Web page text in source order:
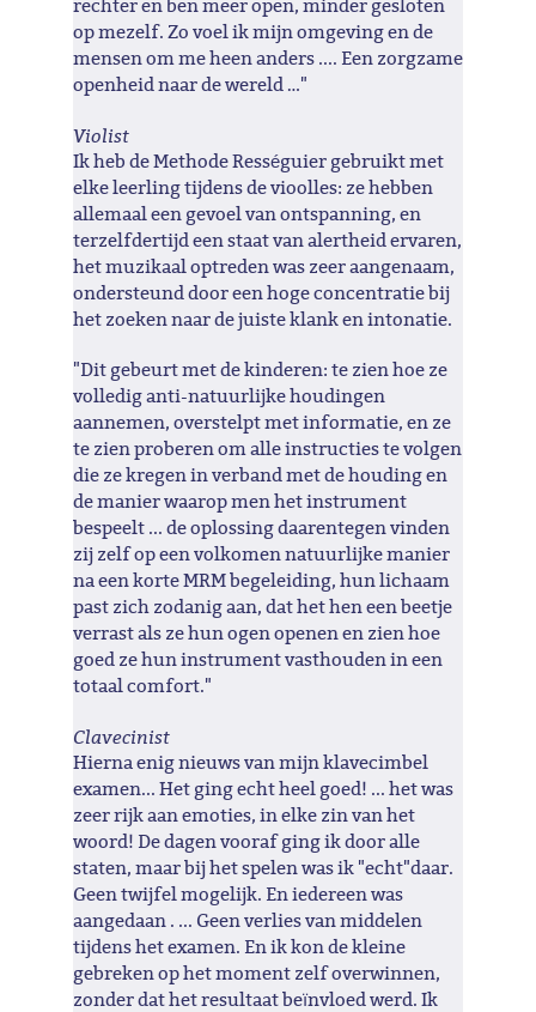
rechter en ben meer open, minder gesloten
op mezelf. Zo voel ik mijn omgeving en de
mensen om me heen anders .... Een zorgzame
openheid naar de wereld …"
Violist
Ik heb de Methode Rességuier gebruikt met
elke leerling tijdens de vioolles: ze hebben
allemaal een gevoel van ontspanning, en
terzelfdertijd een staat van alertheid ervaren,
het muzikaal optreden was zeer aangenaam,
ondersteund door een hoge concentratie bij
het zoeken naar de juiste klank en intonatie.
"Dit gebeurt met de kinderen: te zien hoe ze
volledig anti-natuurlijke houdingen
aannemen, overstelpt met informatie, en ze
te zien proberen om alle instructies te volgen
die ze kregen in verband met de houding en
de manier waarop men het instrument
bespeelt ... de oplossing daarentegen vinden
zij zelf op een volkomen natuurlijke manier
na een korte MRM begeleiding, hun lichaam
past zich zodanig aan, dat het hen een beetje
verrast als ze hun ogen openen en zien hoe
goed ze hun instrument vasthouden in een
totaal comfort."
Clavecinist
Hierna enig nieuws van mijn klavecimbel
examen... Het ging echt heel goed! ... het was
zeer rijk aan emoties, in elke zin van het
woord! De dagen vooraf ging ik door alle
staten, maar bij het spelen was ik "echt"daar.
Geen twijfel mogelijk. En iedereen was
aangedaan . ... Geen verlies van middelen
tijdens het examen. En ik kon de kleine
gebreken op het moment zelf overwinnen,
zonder dat het resultaat beïnvloed werd. Ik